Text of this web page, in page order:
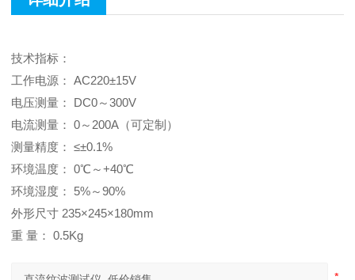
技术指标：
工作电源： AC220±15V
电压测量： DC0～300V
电流测量： 0～200A（可定制）
测量精度： ≤±0.1%
环境温度： 0℃～+40℃
环境湿度： 5%～90%
外形尺寸 235×245×180mm
重 量： 0.5Kg